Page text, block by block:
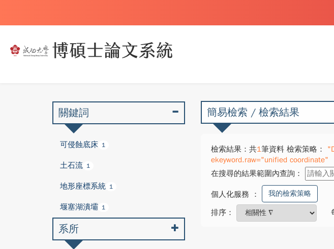
簡易檢索 / 檢索結果
檢索結果：共1筆資料 檢索策略：
ekeyword.raw="unified coordinate"
在搜尋的結果範圍內查詢：
個人化服務 ： 我的檢索策略
排序：
關鍵詞
可侵蝕底床 1
土石流 1
地形座標系統 1
堰塞湖潰壩 1
系所